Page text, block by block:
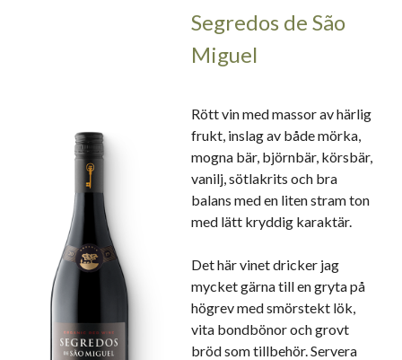
Segredos de São
Miguel
Rött vin med massor av härlig
frukt, inslag av både mörka,
mogna bär, björnbär, körsbär,
vanilj, sötlakrits och bra
balans med en liten stram ton
med lätt kryddig karaktär.
Det här vinet dricker jag
mycket gärna till en gryta på
högrev med smörstekt lök,
vita bondbönor och grovt
bröd som tillbehör. Servera